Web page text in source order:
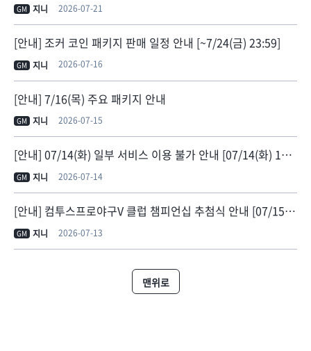
GM 지니 2026-07-21
[안내] 조커 코인 패키지 판매 일정 안내 [~7/24(금) 23:59]
GM 지니 2026-07-16
[안내] 7/16(목) 주요 패키지 안내
GM 지니 2026-07-15
[안내] 07/14(화) 일부 서비스 이용 불가 안내 [07/14(화) 14:50 정상화]
GM 지니 2026-07-14
[안내] 컴투스프로야구V 클럽 챔피언십 추첨식 안내 [07/15 19:07 추첨 결과 대진표 갱신]
GM 지니 2026-07-13
맨위로